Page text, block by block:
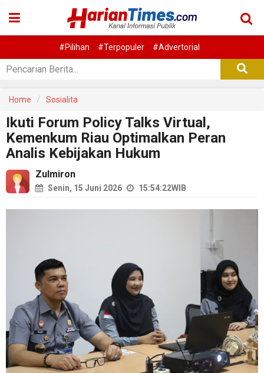
#Pilihan #Terpopuler #Advertorial
Home Sosialita
Ikuti Forum Policy Talks Virtual,
Kemenkum Riau Optimalkan Peran
Analis Kebijakan Hukum
Zulmiron
Senin, 15 Juni 2026 15:54:22WIB